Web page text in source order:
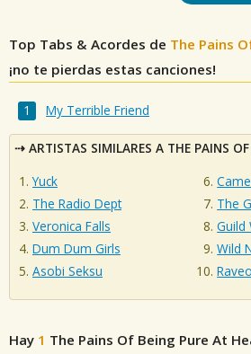
Top Tabs & Acordes de The Pains
¡no te pierdas estas canciones!
My Terrible Friend
ARTISTAS SIMILARES A THE PAINS
Yuck
The Radio Dept
Veronica Falls
Dum Dum Girls
Asobi Seksu
The
Guild
Wild
Hay 1 The Pains Of Being Pure At